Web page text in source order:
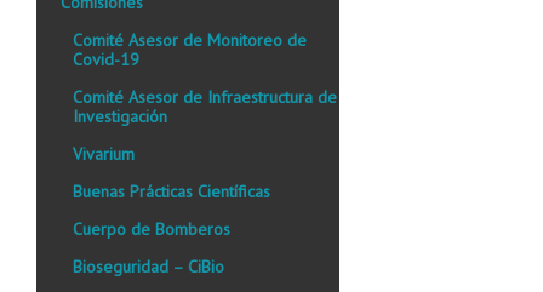
Comité Asesor de Monitoreo de
Covid-19
Comité Asesor de Infraestructura de
Investigación
Vivarium
Buenas Prácticas Científicas
Cuerpo de Bomberos
Bioseguridad – CiBio